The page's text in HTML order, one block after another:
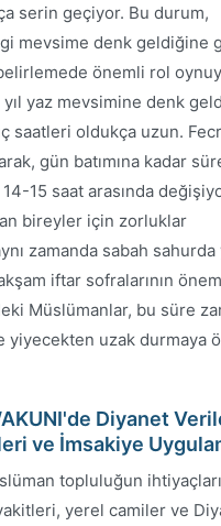
serin geçiyor. Bu durum,
mevsime denk geldiğine
önemli rol
yıl yaz mevsimine denk
saatleri oldukça uzun.
gün batımına kadar
15 saat arasında
bireyler için zorluklar
zamanda sabah sahurda
iftar sofralarının
Müslümanlar, bu süre
yiyecekten uzak durmaya
Diyanet
ve İmsakiye
topluluğun
yerel camiler ve